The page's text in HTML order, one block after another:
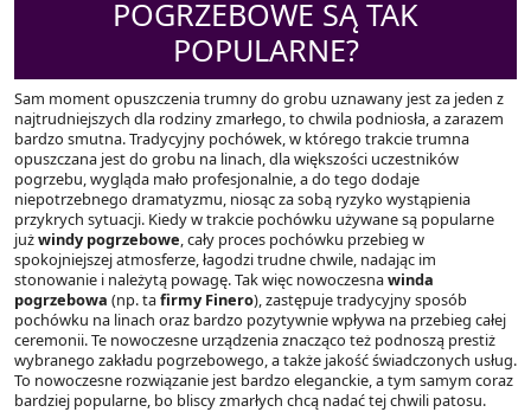
POGRZEBOWE SĄ TAK
POPULARNE?
Sam moment opuszczenia trumny do grobu uznawany jest za jeden z
najtrudniejszych dla rodziny zmarłego, to chwila podniosła, a zarazem
bardzo smutna. Tradycyjny pochówek, w którego trakcie trumna
opuszczana jest do grobu na linach, dla większości uczestników
pogrzebu, wygląda mało profesjonalnie, a do tego dodaje
niepotrzebnego dramatyzmu, niosąc za sobą ryzyko wystąpienia
przykrych sytuacji. Kiedy w trakcie pochówku używane są popularne
jużwindy pogrzebowe, cały proces pochówku przebieg w
spokojniejszej atmosferze, łagodzi trudne chwile, nadając im
stonowanie i należytą powagę. Tak więc nowoczesnawinda
pogrzebowa (np. tafirmy Finero), zastępuje tradycyjny sposób
pochówku na linach oraz bardzo pozytywnie wpływa na przebieg całej
ceremonii. Te nowoczesne urządzenia znacząco też podnoszą prestiż
wybranego zakładu pogrzebowego, a także jakość świadczonych usług.
To nowoczesne rozwiązanie jest bardzo eleganckie, a tym samym coraz
bardziej popularne, bo bliscy zmarłych chcą nadać tej chwili patosu.